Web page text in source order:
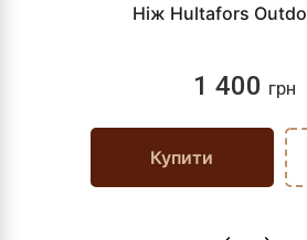
Ніж Hultafors
1 400 грн
Купити